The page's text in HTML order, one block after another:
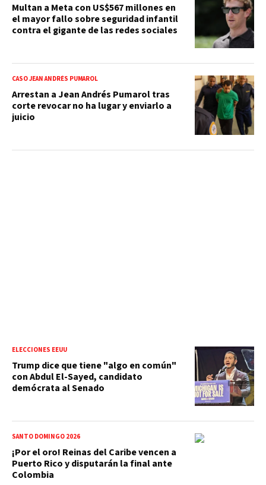
Multan a Meta con US$567 millones en
el mayor fallo sobre seguridad infantil
contra el gigante de las redes sociales
CASO JEAN ANDRÉS PUMAROL
Arrestan a Jean Andrés Pumarol tras
corte revocar no ha lugar y enviarlo a
juicio
ELECCIONES EEUU
Trump dice que tiene "algo en común"
con Abdul El-Sayed, candidato
demócrata al Senado
SANTO DOMINGO 2026
¡Por el oro! Reinas del Caribe vencen a
Puerto Rico y disputarán la final ante
Colombia